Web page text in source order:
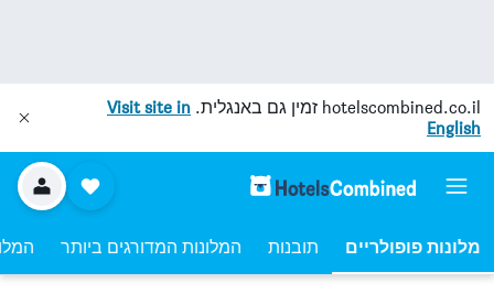
hotelscombined.co.il זמין גם באנגלית. Visit site in
English
מלונות פופולריים תובנות המלונות המדורגים ביותר